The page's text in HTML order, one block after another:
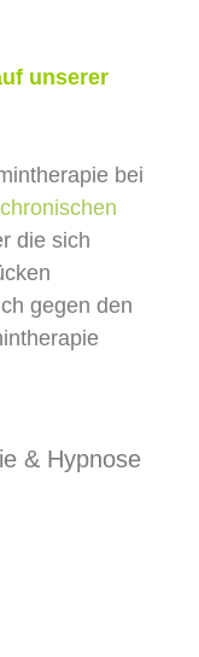
unserer
bei
chronischen
die sich
gegen den
& Hypnose